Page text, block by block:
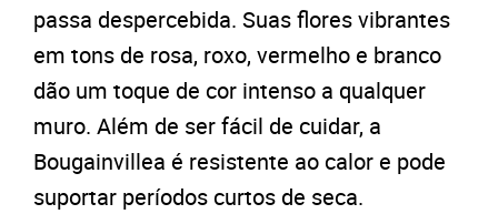
passa despercebida. Suas flores vibrantes
em tons de rosa, roxo, vermelho e branco
dão um toque de cor intenso a qualquer
muro. Além de ser fácil de cuidar, a
Bougainvillea é resistente ao calor e pode
suportar períodos curtos de seca.